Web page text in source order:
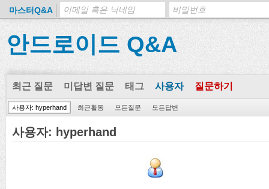
마스터Q&A
안드로이드 Q&A
최근 질문 미답변 질문 태그 사용자 질문하기
사용자: hyperhand 최근활동 모든질문 모든답변
사용자: hyperhand